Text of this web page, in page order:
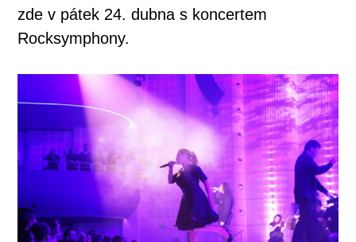
zde v pátek 24. dubna s koncertem
Rocksymphony.